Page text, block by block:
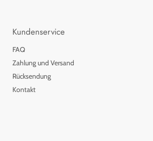
Kundenservice
FAQ
Zahlung und Versand
Rücksendung
Kontakt